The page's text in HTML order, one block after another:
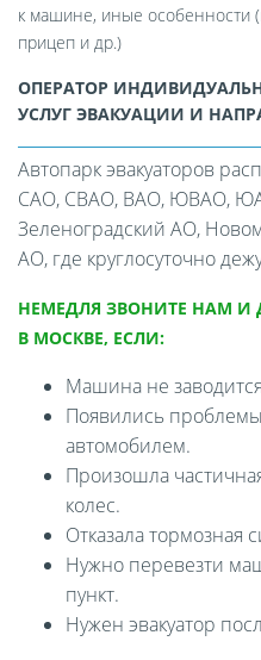
к машине, иные особенности
прицеп и др.)
ОПЕРАТОР
УСЛУГ ЭВАКУАЦИИ И
Автопарк эвакуаторов
САО, СВАО, ВАО, ЮВАО,
Зеленоградский АО,
АО, где круглосуточно
НЕМЕДЛЯ ЗВОНИТЕ НАМ И
В МОСКВЕ, ЕСЛИ:
Машина не
Появились
автомобилем.
Произошла
колес.
Отказала тормозная
Нужно перевезти
пункт.
Нужен эвакуатор